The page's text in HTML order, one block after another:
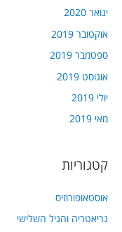
ינואר 2020
אוקטובר 2019
ספטמבר 2019
אוגוסט 2019
יולי 2019
מאי 2019
קטגוריות
אוסטאופורוזיס
גריאטריה והגיל השלישי